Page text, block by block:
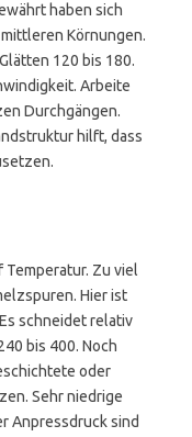
haben sich
Körnungen.
120 bis 180.
Arbeite
Durchgängen.
hilft, dass
Zu viel
Hier ist
schneidet relativ
bis 400. Noch
oder
Sehr niedrige
Anpressdruck sind